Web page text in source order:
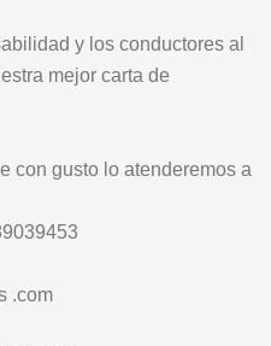
y los conductores al
mejor carta de
con gusto lo atenderemos a
.com